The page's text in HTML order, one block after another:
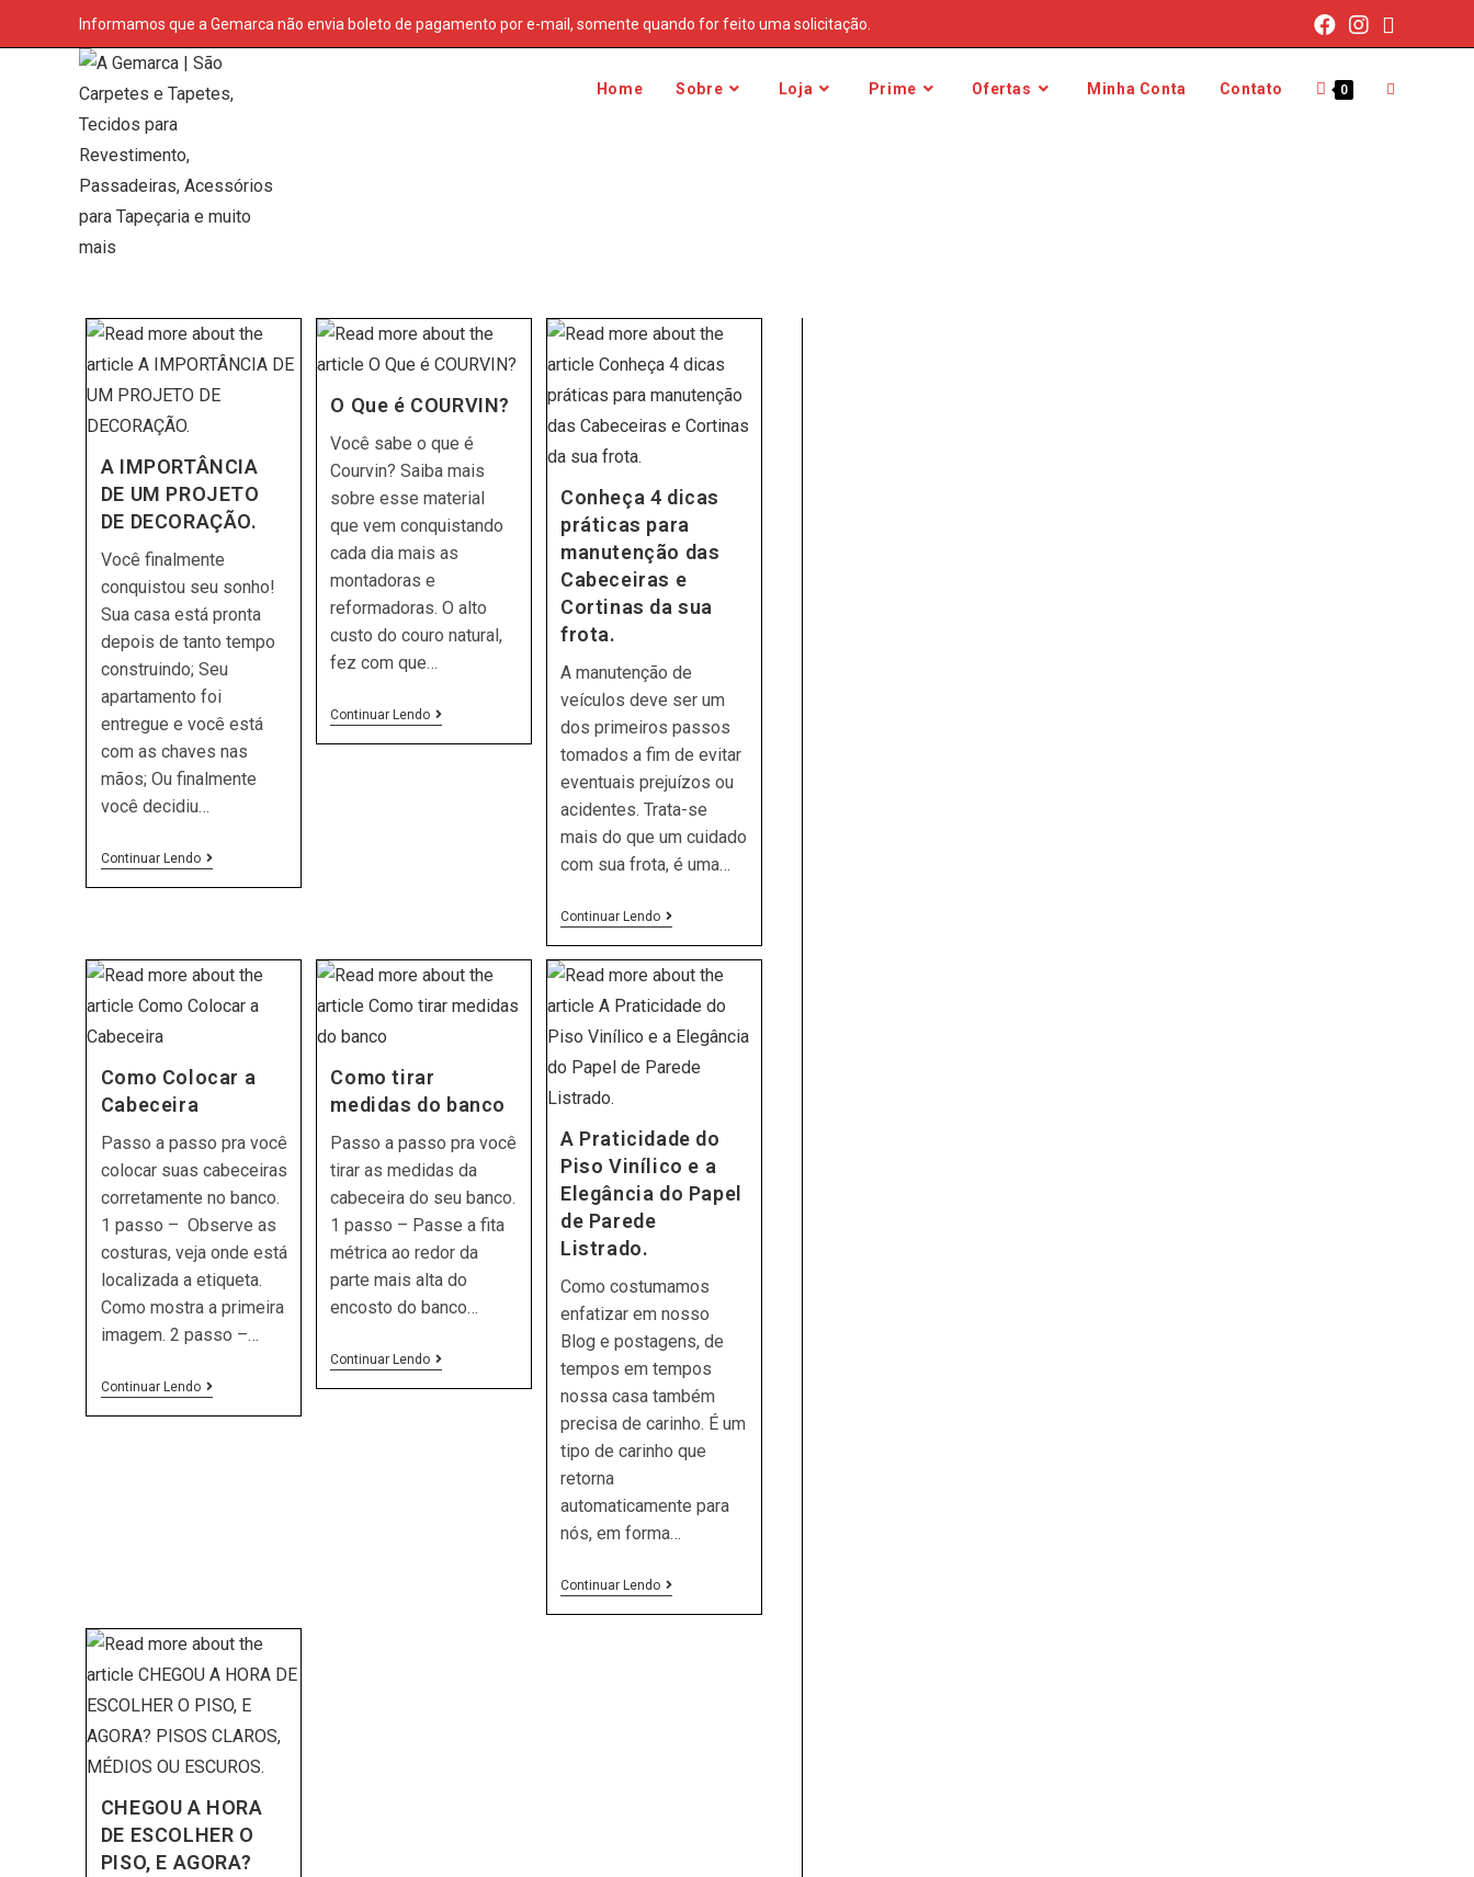
Informamos que a Gemarca não envia boleto de pagamento por e-mail, somente quando for feito uma solicitação.
Home Sobre Loja Prime Ofertas Minha Conta Contato 0
A IMPORTÂNCIA
DE UM PROJETO
DE DECORAÇÃO.
Você finalmente
conquistou seu sonho!
Sua casa está pronta
depois de tanto tempo
construindo; Seu
apartamento foi
entregue e você está
com as chaves nas
mãos; Ou finalmente
você decidiu…
Continuar LendoA
DE
DECORAÇÃO.
O Que é COURVIN?
Você sabe o que é
Courvin? Saiba mais
sobre esse material
que vem conquistando
cada dia mais as
montadoras e
reformadoras. O alto
custo do couro natural,
fez com que…
Continuar LendoO
É
Conheça 4 dicas
práticas para
manutenção das
Cabeceiras e
Cortinas da sua
frota.
A manutenção de
veículos deve ser um
dos primeiros passos
tomados a fim de evitar
eventuais prejuízos ou
acidentes. Trata-se
mais do que um cuidado
com sua frota, é uma…
Continuar LendoConheça
Dicas
Práticas
Para
Manutenção
Cabeceiras
Cortinas
Frota.
Como Colocar a
Cabeceira
Passo a passo pra você
colocar suas cabeceiras
corretamente no banco. ​
1 passo – Observe as
costuras, veja onde está
localizada a etiqueta.
Como mostra a primeira
imagem. ​2 passo –…
Continuar LendoComo
A
Como tirar
medidas do banco
Passo a passo pra você
tirar as medidas da
cabeceira do seu banco.
1 passo – Passe a fita
métrica ao redor da
parte mais alta do
encosto do banco…
Continuar LendoComo
Medidas
A Praticidade do
Piso Vinílico e a
Elegância do Papel
de Parede
Listrado.
Como costumamos
enfatizar em nosso
Blog e postagens, de
tempos em tempos
nossa casa também
precisa de carinho. É um
tipo de carinho que
retorna
automaticamente para
nós, em forma…
Continuar LendoA
Do
CHEGOU A HORA
DE ESCOLHER O
PISO, E AGORA?